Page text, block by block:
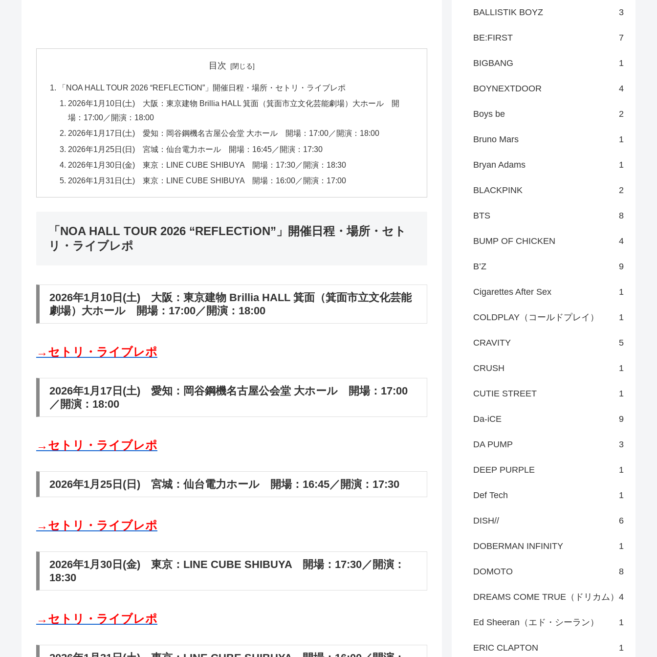
目次
「NOA HALL TOUR 2026 “REFLECTiON”」開催日程・場所・セトリ・ライブレポ
2026年1月10日(土) 大阪：東京建物 Brillia HALL 箕面（箕面市立文化芸能劇場）大ホール 開
場：17:00／開演：18:00
2026年1月17日(土) 愛知：岡谷鋼機名古屋公会堂 大ホール 開場：17:00／開演：18:00
2026年1月25日(日) 宮城：仙台電力ホール 開場：16:45／開演：17:30
2026年1月30日(金) 東京：LINE CUBE SHIBUYA 開場：17:30／開演：18:30
2026年1月31日(土) 東京：LINE CUBE SHIBUYA 開場：16:00／開演：17:00
「NOA HALL TOUR 2026 “REFLECTiON”」開催日程・場所・セト
リ・ライブレポ
2026年1月10日(土) 大阪：東京建物 Brillia HALL 箕面（箕面市立文化芸能
劇場）大ホール 開場：17:00／開演：18:00
→セトリ・ライブレポ
2026年1月17日(土) 愛知：岡谷鋼機名古屋公会堂 大ホール 開場：17:00
／開演：18:00
→セトリ・ライブレポ
2026年1月25日(日) 宮城：仙台電力ホール 開場：16:45／開演：17:30
→セトリ・ライブレポ
2026年1月30日(金) 東京：LINE CUBE SHIBUYA 開場：17:30／開演：
18:30
→セトリ・ライブレポ
BALLISTIK BOYZ 3
BE:FIRST 7
BIGBANG 1
BOYNEXTDOOR 4
Boys be 2
Bruno Mars 1
Bryan Adams 1
BLACKPINK 2
BTS 8
BUMP OF CHICKEN 4
B’Z 9
Cigarettes After Sex 1
COLDPLAY（コールドプレイ） 1
CRAVITY 5
CRUSH 1
CUTIE STREET 1
Da-iCE 9
DA PUMP 3
DEEP PURPLE 1
Def Tech 1
DISH// 6
DOBERMAN INFINITY 1
DOMOTO 8
DREAMS COME TRUE（ドリカム） 4
Ed Sheeran（エド・シーラン） 1
ERIC CLAPTON 1